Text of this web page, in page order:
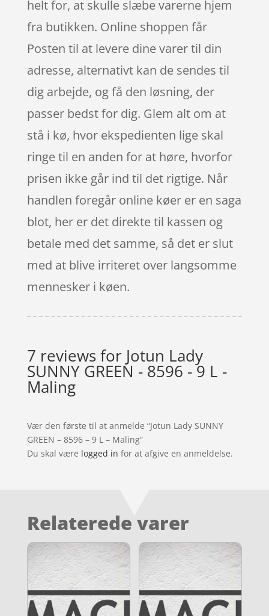
helt for, at skulle slæbe varerne hjem
fra butikken. Online shoppen får
Posten til at levere dine varer til din
adresse, alternativt kan de sendes til
dig arbejde, og få den løsning, der
passer bedst for dig. Glem alt om at
stå i kø, hvor ekspedienten lige skal
ringe til en anden for at høre, hvorfor
prisen ikke går ind til det rigtige. Når
handlen foregår online køer er en saga
blot, her er det direkte til kassen og
betale med det samme, så det er slut
med at blive irriteret over langsomme
mennesker i køen.
7 reviews for Jotun Lady
SUNNY GREEN - 8596 - 9 L -
Maling
Vær den første til at anmelde “Jotun Lady SUNNY
GREEN – 8596 – 9 L – Maling”
Du skal være logged in for at afgive en anmeldelse.
Relaterede varer